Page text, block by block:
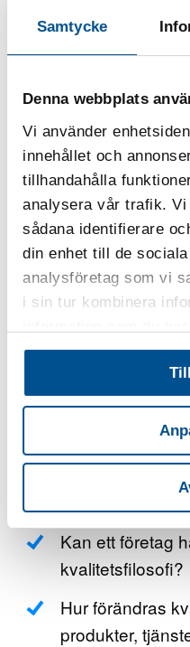
Samtycke
Denna webbplats
Vi använder
innehållet och
tillhandahålla
analysera vår trafik.
sådana identifierare
din enhet till de
analysföretag som vi
i sin tur kombinera
har samlat in när du
japanska modeller, arbeta
kvalitetsförbättringar
resultat, och Sverige har
med just kvalitet.
Idag står vi åter inför
dem på 90-talet, men
Supersnabb teknisk
och hållbarhetsfrågor
organisationer att
kombinerar digitala och
strikta säkerhetskrav.
Diskussionspunkter
Hur mäter vi
data om svensk
Kan ett företag
kvalitetsfilosofi?
Hur förändras
produkter,